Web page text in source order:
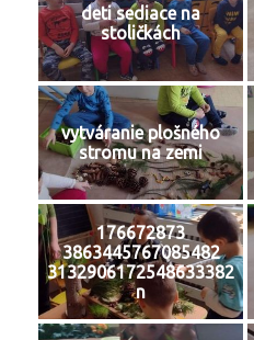
deti sediace na
stoličkách
vytváranie plošného
stromu na zemi
176672873
3863445767085482
3132906172548633382
n